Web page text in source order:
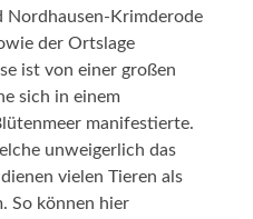
Nordhausen-Krimderode
der Ortslage
ist von einer großen
sich in einem
manifestierte.
unweigerlich das
vielen Tieren als
So können hier